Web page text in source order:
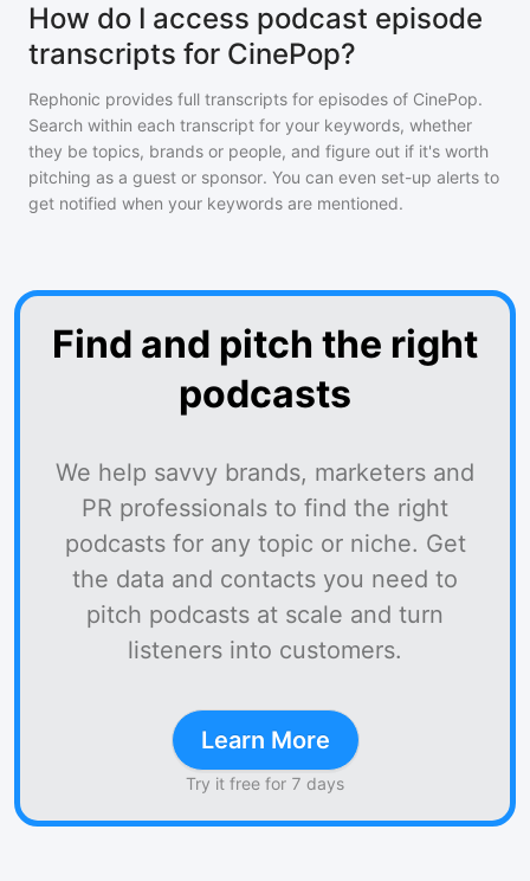
How do I access podcast episode
transcripts for CinePop?
Rephonic provides full transcripts for episodes of CinePop.
Search within each transcript for your keywords, whether
they be topics, brands or people, and figure out if it's worth
pitching as a guest or sponsor. You can even set-up alerts to
get notified when your keywords are mentioned.
Find and pitch the right
podcasts
We help savvy brands, marketers and
PR professionals to find the right
podcasts for any topic or niche. Get
the data and contacts you need to
pitch podcasts at scale and turn
listeners into customers.
Learn More
Try it free for 7 days